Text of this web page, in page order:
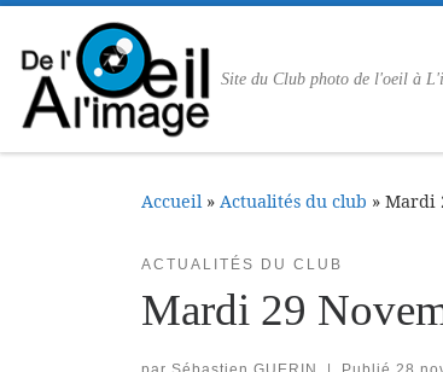
Passer au contenu
Site du Club photo de l'oeil à
Accueil » Actualités du club » Mardi
ACTUALITÉS DU CLUB
Mardi 29